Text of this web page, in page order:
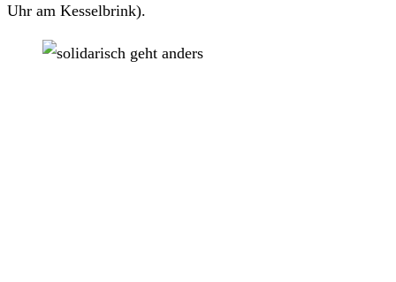
Uhr am Kesselbrink).